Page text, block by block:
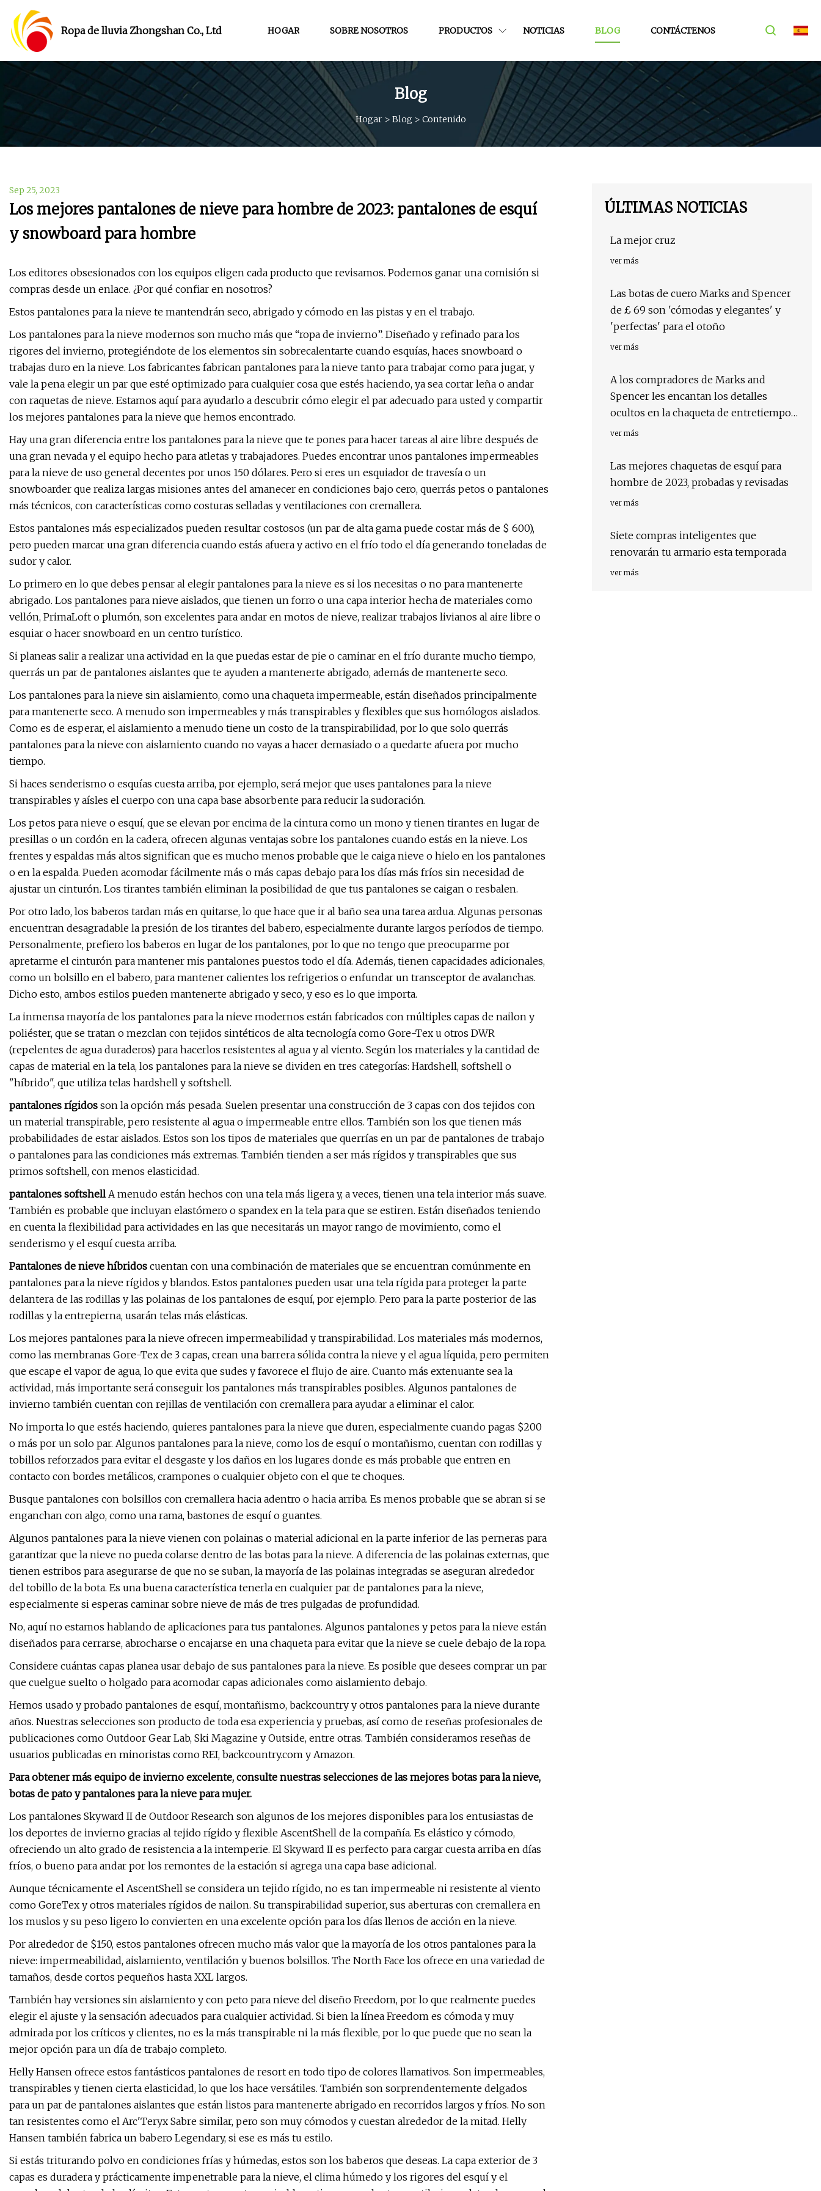
Ropa de lluvia Zhongshan Co., Ltd HOGAR SOBRE NOSOTROS PRODUCTOS NOTICIAS BLOG CONTÁCTENOS
Blog
Hogar> Blog > Contenido
Sep 25, 2023
Los mejores pantalones de nieve para hombre de 2023: pantalones de esquí
y snowboard para hombre
Los editores obsesionados con los equipos eligen cada producto que revisamos. Podemos ganar una comisión si
compras desde un enlace. ¿Por qué confiar en nosotros?
Estos pantalones para la nieve te mantendrán seco, abrigado y cómodo en las pistas y en el trabajo.
Los pantalones para la nieve modernos son mucho más que “ropa de invierno”. Diseñado y refinado para los
rigores del invierno, protegiéndote de los elementos sin sobrecalentarte cuando esquías, haces snowboard o
trabajas duro en la nieve. Los fabricantes fabrican pantalones para la nieve tanto para trabajar como para jugar, y
vale la pena elegir un par que esté optimizado para cualquier cosa que estés haciendo, ya sea cortar leña o andar
con raquetas de nieve. Estamos aquí para ayudarlo a descubrir cómo elegir el par adecuado para usted y compartir
los mejores pantalones para la nieve que hemos encontrado.
Hay una gran diferencia entre los pantalones para la nieve que te pones para hacer tareas al aire libre después de
una gran nevada y el equipo hecho para atletas y trabajadores. Puedes encontrar unos pantalones impermeables
para la nieve de uso general decentes por unos 150 dólares. Pero si eres un esquiador de travesía o un
snowboarder que realiza largas misiones antes del amanecer en condiciones bajo cero, querrás petos o pantalones
más técnicos, con características como costuras selladas y ventilaciones con cremallera.
Estos pantalones más especializados pueden resultar costosos (un par de alta gama puede costar más de $ 600),
pero pueden marcar una gran diferencia cuando estás afuera y activo en el frío todo el día generando toneladas de
sudor y calor.
Lo primero en lo que debes pensar al elegir pantalones para la nieve es si los necesitas o no para mantenerte
abrigado. Los pantalones para nieve aislados, que tienen un forro o una capa interior hecha de materiales como
vellón, PrimaLoft o plumón, son excelentes para andar en motos de nieve, realizar trabajos livianos al aire libre o
esquiar o hacer snowboard en un centro turístico.
Si planeas salir a realizar una actividad en la que puedas estar de pie o caminar en el frío durante mucho tiempo,
querrás un par de pantalones aislantes que te ayuden a mantenerte abrigado, además de mantenerte seco.
Los pantalones para la nieve sin aislamiento, como una chaqueta impermeable, están diseñados principalmente
para mantenerte seco. A menudo son impermeables y más transpirables y flexibles que sus homólogos aislados.
Como es de esperar, el aislamiento a menudo tiene un costo de la transpirabilidad, por lo que solo querrás
pantalones para la nieve con aislamiento cuando no vayas a hacer demasiado o a quedarte afuera por mucho
tiempo.
Si haces senderismo o esquías cuesta arriba, por ejemplo, será mejor que uses pantalones para la nieve
transpirables y aísles el cuerpo con una capa base absorbente para reducir la sudoración.
Los petos para nieve o esquí, que se elevan por encima de la cintura como un mono y tienen tirantes en lugar de
presillas o un cordón en la cadera, ofrecen algunas ventajas sobre los pantalones cuando estás en la nieve. Los
frentes y espaldas más altos significan que es mucho menos probable que le caiga nieve o hielo en los pantalones
o en la espalda. Pueden acomodar fácilmente más o más capas debajo para los días más fríos sin necesidad de
ajustar un cinturón. Los tirantes también eliminan la posibilidad de que tus pantalones se caigan o resbalen.
Por otro lado, los baberos tardan más en quitarse, lo que hace que ir al baño sea una tarea ardua. Algunas personas
encuentran desagradable la presión de los tirantes del babero, especialmente durante largos períodos de tiempo.
Personalmente, prefiero los baberos en lugar de los pantalones, por lo que no tengo que preocuparme por
apretarme el cinturón para mantener mis pantalones puestos todo el día. Además, tienen capacidades adicionales,
como un bolsillo en el babero, para mantener calientes los refrigerios o enfundar un transceptor de avalanchas.
Dicho esto, ambos estilos pueden mantenerte abrigado y seco, y eso es lo que importa.
La inmensa mayoría de los pantalones para la nieve modernos están fabricados con múltiples capas de nailon y
poliéster, que se tratan o mezclan con tejidos sintéticos de alta tecnología como Gore-Tex u otros DWR
(repelentes de agua duraderos) para hacerlos resistentes al agua y al viento. Según los materiales y la cantidad de
capas de material en la tela, los pantalones para la nieve se dividen en tres categorías: Hardshell, softshell o
"híbrido", que utiliza telas hardshell y softshell.
pantalones rígidos son la opción más pesada. Suelen presentar una construcción de 3 capas con dos tejidos con
un material transpirable, pero resistente al agua o impermeable entre ellos. También son los que tienen más
probabilidades de estar aislados. Estos son los tipos de materiales que querrías en un par de pantalones de trabajo
o pantalones para las condiciones más extremas. También tienden a ser más rígidos y transpirables que sus
primos softshell, con menos elasticidad.
pantalones softshellA menudo están hechos con una tela más ligera y, a veces, tienen una tela interior más suave.
También es probable que incluyan elastómero o spandex en la tela para que se estiren. Están diseñados teniendo
en cuenta la flexibilidad para actividades en las que necesitarás un mayor rango de movimiento, como el
senderismo y el esquí cuesta arriba.
Pantalones de nieve híbridos cuentan con una combinación de materiales que se encuentran comúnmente en
pantalones para la nieve rígidos y blandos. Estos pantalones pueden usar una tela rígida para proteger la parte
delantera de las rodillas y las polainas de los pantalones de esquí, por ejemplo. Pero para la parte posterior de las
rodillas y la entrepierna, usarán telas más elásticas.
Los mejores pantalones para la nieve ofrecen impermeabilidad y transpirabilidad. Los materiales más modernos,
como las membranas Gore-Tex de 3 capas, crean una barrera sólida contra la nieve y el agua líquida, pero permiten
que escape el vapor de agua, lo que evita que sudes y favorece el flujo de aire. Cuanto más extenuante sea la
actividad, más importante será conseguir los pantalones más transpirables posibles. Algunos pantalones de
invierno también cuentan con rejillas de ventilación con cremallera para ayudar a eliminar el calor.
No importa lo que estés haciendo, quieres pantalones para la nieve que duren, especialmente cuando pagas $200
o más por un solo par. Algunos pantalones para la nieve, como los de esquí o montañismo, cuentan con rodillas y
tobillos reforzados para evitar el desgaste y los daños en los lugares donde es más probable que entren en
contacto con bordes metálicos, crampones o cualquier objeto con el que te choques.
Busque pantalones con bolsillos con cremallera hacia adentro o hacia arriba. Es menos probable que se abran si se
enganchan con algo, como una rama, bastones de esquí o guantes.
Algunos pantalones para la nieve vienen con polainas o material adicional en la parte inferior de las perneras para
garantizar que la nieve no pueda colarse dentro de las botas para la nieve. A diferencia de las polainas externas, que
tienen estribos para asegurarse de que no se suban, la mayoría de las polainas integradas se aseguran alrededor
del tobillo de la bota. Es una buena característica tenerla en cualquier par de pantalones para la nieve,
especialmente si esperas caminar sobre nieve de más de tres pulgadas de profundidad.
No, aquí no estamos hablando de aplicaciones para tus pantalones. Algunos pantalones y petos para la nieve están
diseñados para cerrarse, abrocharse o encajarse en una chaqueta para evitar que la nieve se cuele debajo de la ropa.
Considere cuántas capas planea usar debajo de sus pantalones para la nieve. Es posible que desees comprar un par
que cuelgue suelto o holgado para acomodar capas adicionales como aislamiento debajo.
Hemos usado y probado pantalones de esquí, montañismo, backcountry y otros pantalones para la nieve durante
años. Nuestras selecciones son producto de toda esa experiencia y pruebas, así como de reseñas profesionales de
publicaciones como Outdoor Gear Lab, Ski Magazine y Outside, entre otras. También consideramos reseñas de
usuarios publicadas en minoristas como REI, backcountry.com y Amazon.
Para obtener más equipo de invierno excelente, consulte nuestras selecciones de las mejores botas para la nieve,
botas de pato y pantalones para la nieve para mujer.
Los pantalones Skyward II de Outdoor Research son algunos de los mejores disponibles para los entusiastas de
los deportes de invierno gracias al tejido rígido y flexible AscentShell de la compañía. Es elástico y cómodo,
ofreciendo un alto grado de resistencia a la intemperie. El Skyward II es perfecto para cargar cuesta arriba en días
fríos, o bueno para andar por los remontes de la estación si agrega una capa base adicional.
Aunque técnicamente el AscentShell se considera un tejido rígido, no es tan impermeable ni resistente al viento
como GoreTex y otros materiales rígidos de nailon. Su transpirabilidad superior, sus aberturas con cremallera en
los muslos y su peso ligero lo convierten en una excelente opción para los días llenos de acción en la nieve.
Por alrededor de $150, estos pantalones ofrecen mucho más valor que la mayoría de los otros pantalones para la
nieve: impermeabilidad, aislamiento, ventilación y buenos bolsillos. The North Face los ofrece en una variedad de
tamaños, desde cortos pequeños hasta XXL largos.
También hay versiones sin aislamiento y con peto para nieve del diseño Freedom, por lo que realmente puedes
elegir el ajuste y la sensación adecuados para cualquier actividad. Si bien la línea Freedom es cómoda y muy
admirada por los críticos y clientes, no es la más transpirable ni la más flexible, por lo que puede que no sean la
mejor opción para un día de trabajo completo.
Helly Hansen ofrece estos fantásticos pantalones de resort en todo tipo de colores llamativos. Son impermeables,
transpirables y tienen cierta elasticidad, lo que los hace versátiles. También son sorprendentemente delgados
para un par de pantalones aislantes que están listos para mantenerte abrigado en recorridos largos y fríos. No son
tan resistentes como el Arc'Teryx Sabre similar, pero son muy cómodos y cuestan alrededor de la mitad. Helly
Hansen también fabrica un babero Legendary, si ese es más tu estilo.
Si estás triturando polvo en condiciones frías y húmedas, estos son los baberos que deseas. La capa exterior de 3
capas es duradera y prácticamente impenetrable para la nieve, el clima húmedo y los rigores del esquí y el
ÚLTIMAS NOTICIAS
La mejor cruz
ver más
Las botas de cuero Marks and Spencer
de £ 69 son 'cómodas y elegantes' y
'perfectas' para el otoño
ver más
A los compradores de Marks and
Spencer les encantan los detalles
ocultos en la chaqueta de entretiempo
"perfecta"
ver más
Las mejores chaquetas de esquí para
hombre de 2023, probadas y revisadas
ver más
Siete compras inteligentes que
renovarán tu armario esta temporada
ver más